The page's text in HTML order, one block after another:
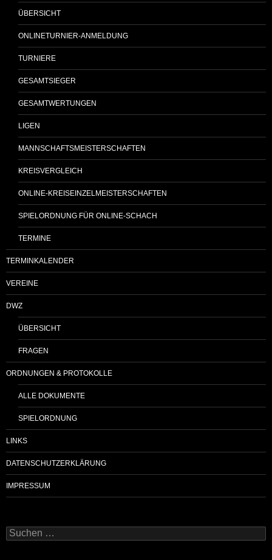
ÜBERSICHT
ONLINETURNIER-ANMELDUNG
TURNIERE
GESAMTSIEGER
GESAMTWERTUNGEN
LIGEN
MANNSCHAFTSMEISTERSCHAFTEN
KREISVERGLEICH
ONLINE-KREISEINZELMEISTERSCHAFTEN
SPIELORDNUNG FÜR ONLINE-SCHACH
TERMINE
TERMINKALENDER
VEREINE
DWZ
ÜBERSICHT
FRAGEN
ORDNUNGEN & PROTOKOLLE
ALLE DOKUMENTE
SPIELORDNUNG
LINKS
DATENSCHUTZERKLÄRUNG
IMPRESSUM
Suchen
nach: